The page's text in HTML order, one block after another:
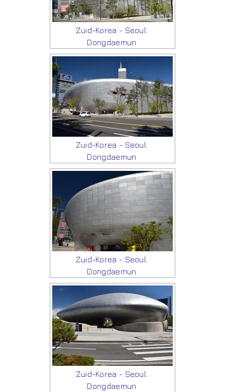
Zuid-Korea - Seoul:
Dongdaemun
Zuid-Korea - Seoul:
Dongdaemun
Zuid-Korea - Seoul:
Dongdaemun
Zuid-Korea - Seoul:
Dongdaemun